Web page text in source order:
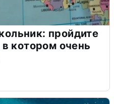
пройдите
котором очень